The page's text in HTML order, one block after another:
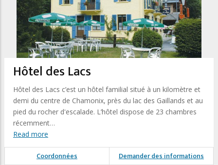
Hôtel des Lacs
Hôtel des Lacs c’est un hôtel familial situé à un kilomètre et
demi du centre de Chamonix, près du lac des Gaillands et au
pied du rocher d'escalade. L’hôtel dispose de 23 chambres
récemment…
Read more
Coordonnées Demander des informations